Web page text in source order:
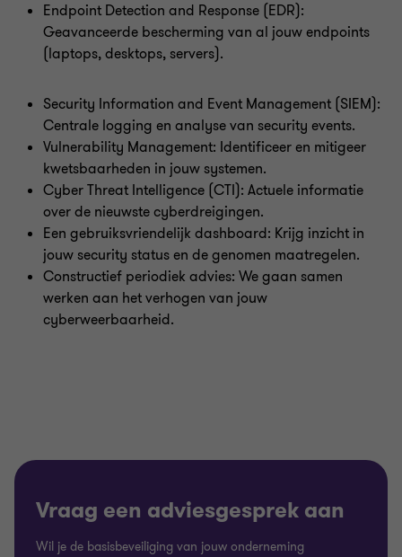
Endpoint Detection and Response (EDR):
Geavanceerde bescherming van al jouw endpoints
(laptops, desktops, servers).
Security Information and Event Management (SIEM):
Centrale logging en analyse van security events.
Vulnerability Management: Identificeer en mitigeer
kwetsbaarheden in jouw systemen.
Cyber Threat Intelligence (CTI): Actuele informatie
over de nieuwste cyberdreigingen.
Een gebruiksvriendelijk dashboard: Krijg inzicht in
jouw security status en de genomen maatregelen.
Constructief periodiek advies: We gaan samen
werken aan het verhogen van jouw
cyberweerbaarheid.
Vraag een adviesgesprek aan
Wil je de basisbeveiliging van jouw onderneming